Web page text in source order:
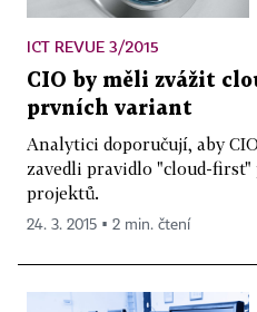
ICT REVUE 3/2015
CIO by měli zvážit
prvních variant
Analytici doporučují, aby
zavedli pravidlo "cloud-
projektů.
24. 3. 2015 ▪ 2 min. čtení